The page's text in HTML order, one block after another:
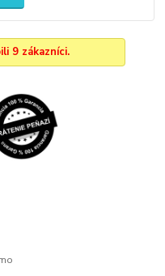
9 zákazníci.